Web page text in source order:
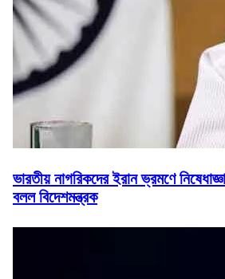
ভারতীয় নাগরিকদের ইরান ভ্রমণে
বলল বিদেশমন্ত্রক